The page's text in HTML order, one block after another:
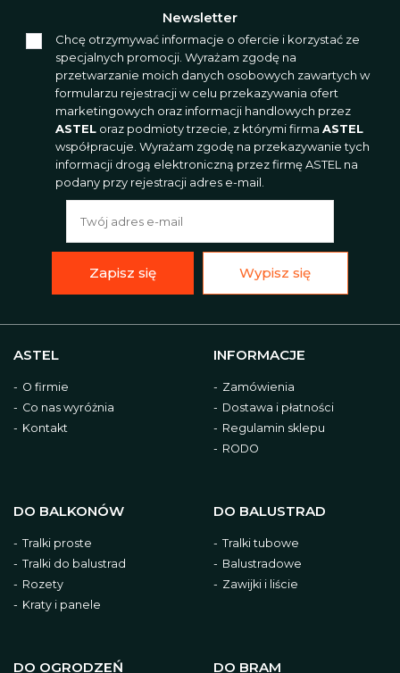
ASTEL
O firmie
Co nas wyróżnia
Kontakt
INFORMACJE
Zamówienia
Dostawa i płatności
Regulamin sklepu
RODO
DO BALKONÓW
Tralki proste
Tralki do balustrad
Rozety
Kraty i panele
DO BALUSTRAD
Tralki tubowe
Balustradowe
Zawijki i liście
DO OGRODZEŃ DO BRAM
Newsletter
Chcę otrzymywać informacje o ofercie i korzystać ze
specjalnych promocji. Wyrażam zgodę na
przetwarzanie moich danych osobowych zawartych w
formularzu rejestracji w celu przekazywania ofert
marketingowych oraz informacji handlowych przez
ASTEL oraz podmioty trzecie, z którymi firma ASTEL
współpracuje. Wyrażam zgodę na przekazywanie tych
informacji drogą elektroniczną przez firmę ASTEL na
podany przy rejestracji adres e-mail.
Zapisz się Wypisz się